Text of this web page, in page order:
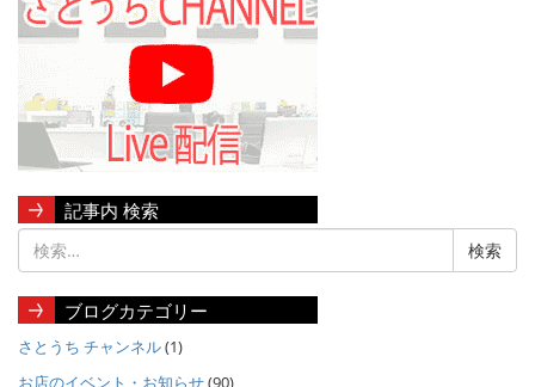
記事内 検索
ブログカテゴリー
さとうち チャンネル(1)
お店のイベント・お知らせ(90)